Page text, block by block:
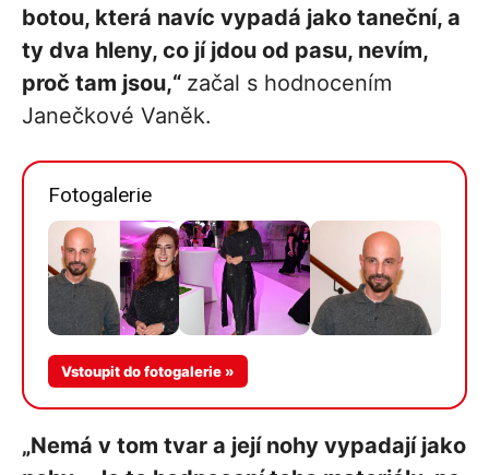
botou, která navíc vypadá jako taneční, a
ty dva hleny, co jí jdou od pasu, nevím,
proč tam jsou,“ začal s hodnocením
Janečkové Vaněk.
Fotogalerie
Vstoupit do fotogalerie »
„Nemá v tom tvar a její nohy vypadají jako